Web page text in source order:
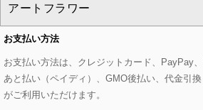
eur3
Maison de CINQ
スウェット・ジャージー
その他のトップス
セットアップパンツ
セットアップスカート
セットアップワンピース
チェスターコート
モッズコート
ステンカラーコート
ベルト・サスペンダー
帽子
ヘアアクセサリー
ピアス・イヤリング
ブレスレット・バングル
ブローチ・コサージュ
トートバッグ
ショルダーバッグ
ボストンバッグ
すべてのシューズ
パンプス
スニーカー
アートフラワー
すべてのアートフラワー
ローズ
お支払い方法
お支払い方法は、クレジットカード、PayPay、
あと払い（ペイディ）、GMO後払い、代金引換
がご利用いただけます。